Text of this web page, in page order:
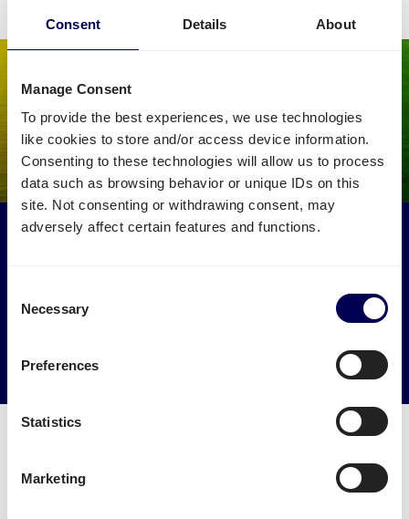
Consent Details About
Manage Consent
To provide the best experiences, we use technologies
like cookies to store and/or access device information.
Consenting to these technologies will allow us to process
data such as browsing behavior or unique IDs on this
site. Not consenting or withdrawing consent, may
adversely affect certain features and functions.
Selection
Necessary
Preferences
Statistics
Marketing
Maak een impact op het milieu
Verminder je CO2 uitstoot